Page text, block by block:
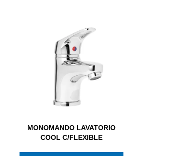
MONOMANDO LAVATORIO
COOL C/FLEXIBLE